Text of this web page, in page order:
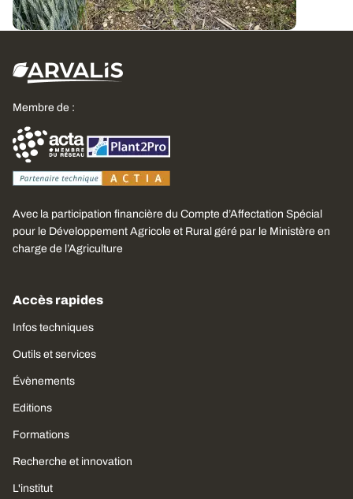
Membre de :
Avec la participation financière du Compte d’Affectation Spécial
pour le Développement Agricole et Rural géré par le Ministère en
charge de l’Agriculture
Accès rapides
Infos techniques
Outils et services
Évènements
Editions
Formations
Recherche et innovation
L'institut